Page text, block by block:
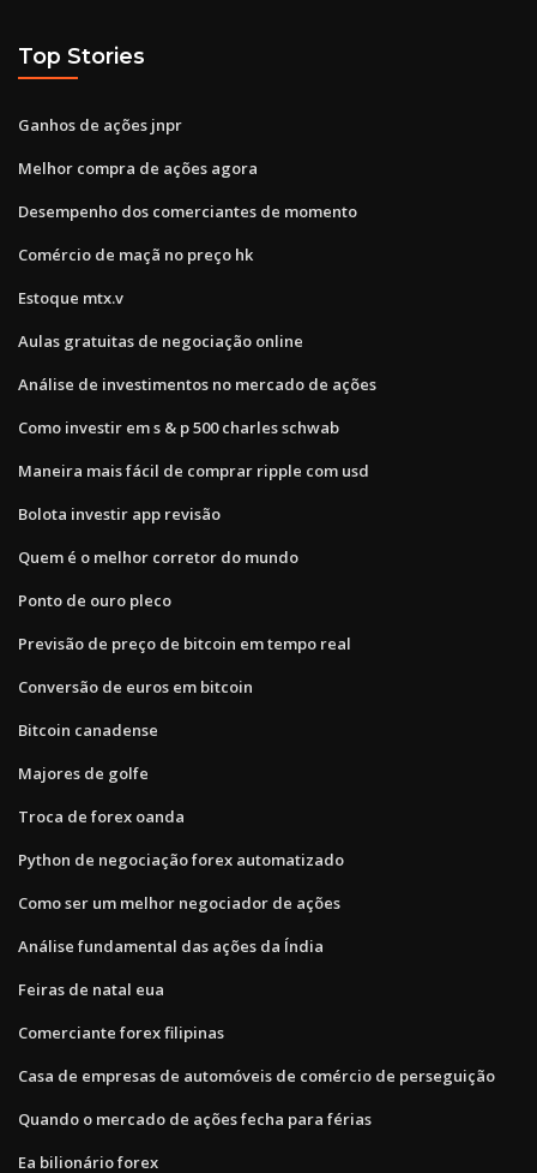
Top Stories
Ganhos de ações jnpr
Melhor compra de ações agora
Desempenho dos comerciantes de momento
Comércio de maçã no preço hk
Estoque mtx.v
Aulas gratuitas de negociação online
Análise de investimentos no mercado de ações
Como investir em s & p 500 charles schwab
Maneira mais fácil de comprar ripple com usd
Bolota investir app revisão
Quem é o melhor corretor do mundo
Ponto de ouro pleco
Previsão de preço de bitcoin em tempo real
Conversão de euros em bitcoin
Bitcoin canadense
Majores de golfe
Troca de forex oanda
Python de negociação forex automatizado
Como ser um melhor negociador de ações
Análise fundamental das ações da Índia
Feiras de natal eua
Comerciante forex filipinas
Casa de empresas de automóveis de comércio de perseguição
Quando o mercado de ações fecha para férias
Ea bilionário forex